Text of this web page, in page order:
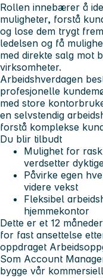
Rollen innebærer å
muligheter, forstå
og lose dem trygt
ledelsen og få
med direkte salg mot
virksomheter.
Arbeidshverdagen
profesjonelle
med store
en selvstendig
forstå komplekse
Du blir tilbudt
Mulighet for
verdsetter
Påvirke egen
videre vekst
Fleksibel
hjemmekontor
Dette er et 12
for fast ansettelse
oppdraget
Som Account
bygge vår